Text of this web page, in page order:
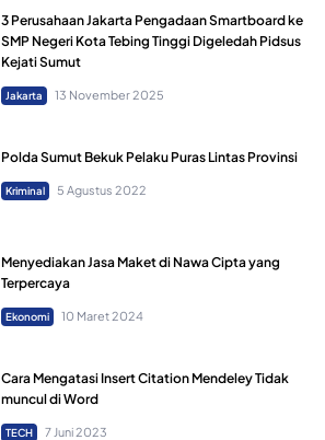
3 Perusahaan Jakarta Pengadaan Smartboard ke
SMP Negeri Kota Tebing Tinggi Digeledah Pidsus
Kejati Sumut
Jakarta 13 November 2025
Polda Sumut Bekuk Pelaku Puras Lintas Provinsi
Kriminal 5 Agustus 2022
Menyediakan Jasa Maket di Nawa Cipta yang
Terpercaya
Ekonomi 10 Maret 2024
Cara Mengatasi Insert Citation Mendeley Tidak
muncul di Word
TECH 7 Juni 2023